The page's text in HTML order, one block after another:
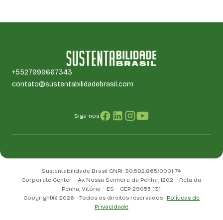
+5527999667343
contato@sustentabilidadebrasil.com
Siga-nos
Sustentabilidade Brasil CNPJ: 30.582.865/0001-74
Corporate Center – Av. Nossa Senhora da Penha, 1202 – Reta da
Penha, Vitória – ES – CEP 29055-131
Copyright© 2026 - Todos os direitos reservados . Políticas de
Privacidade